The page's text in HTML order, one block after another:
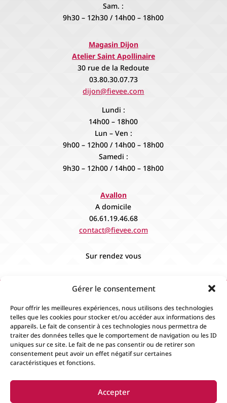
Gérer le consentement
Pour offrir les meilleures expériences, nous utilisons des technologies
telles que les cookies pour stocker et/ou accéder aux informations des
appareils. Le fait de consentir à ces technologies nous permettra de
traiter des données telles que le comportement de navigation ou les ID
uniques sur ce site. Le fait de ne pas consentir ou de retirer son
consentement peut avoir un effet négatif sur certaines
caractéristiques et fonctions.
Accepter
Sam. :
9h30 – 12h30 / 14h00 – 18h00
Magasin Dijon
Atelier Saint Apollinaire
30 rue de la Redoute
03.80.30.07.73
dijon@fievee.com
Lundi :
14h00 – 18h00
Lun – Ven :
9h00 – 12h00 / 14h00 – 18h00
Samedi :
9h30 – 12h00 / 14h00 – 18h00
Avallon
A domicile
06.61.19.46.68
contact@fievee.com
Sur rendez vous
Accueil Contact Boutique
Événements
Mentions Légales
Conditions générales de